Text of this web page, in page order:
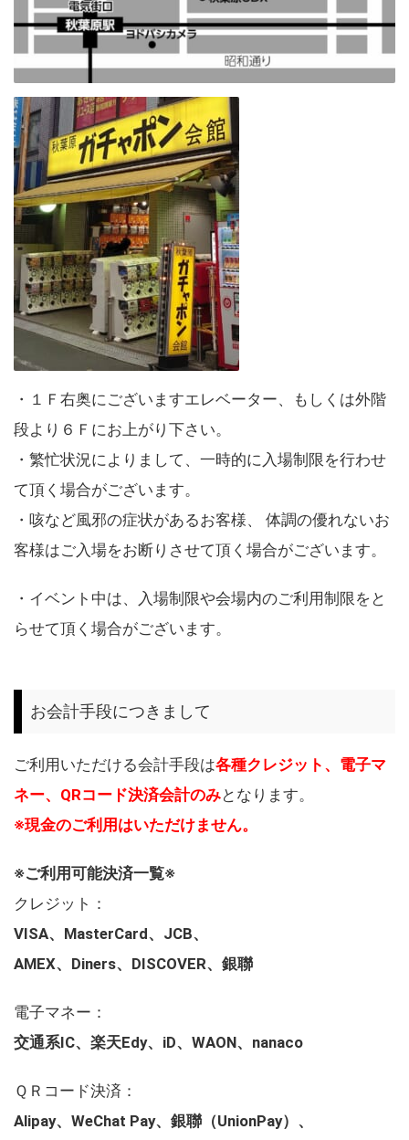
・１Ｆ右奥にございますエレベーター、もしくは外階
段より６Ｆにお上がり下さい。
・繁忙状況によりまして、一時的に入場制限を行わせ
て頂く場合がございます。
・咳など風邪の症状があるお客様、 体調の優れないお
客様はご入場をお断りさせて頂く場合がございます。
・イベント中は、入場制限や会場内のご利用制限をと
らせて頂く場合がございます。
お会計手段につきまして
ご利用いただける会計手段は各種クレジット、電子マ
ネー、QRコード決済会計のみとなります。
※現金のご利用はいただけません。
※ご利用可能決済一覧※
クレジット：
VISA、MasterCard、JCB、
AMEX、Diners、DISCOVER、銀聯
電子マネー：
交通系IC、楽天Edy、iD、WAON、nanaco
ＱＲコード決済：
Alipay、WeChat Pay、銀聯（UnionPay）、